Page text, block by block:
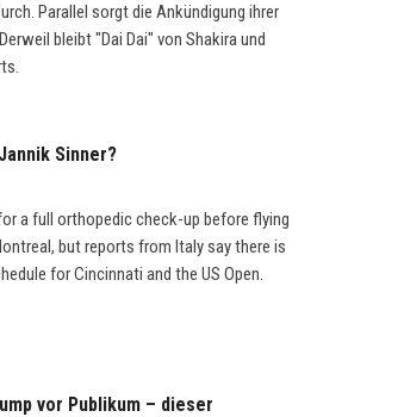
Parallel sorgt die Ankündigung ihrer
bleibt "Dai Dai" von Shakira und
Sinner?
a full orthopedic check-up before flying
but reports from Italy say there is
for Cincinnati and the US Open.
vor Publikum – dieser